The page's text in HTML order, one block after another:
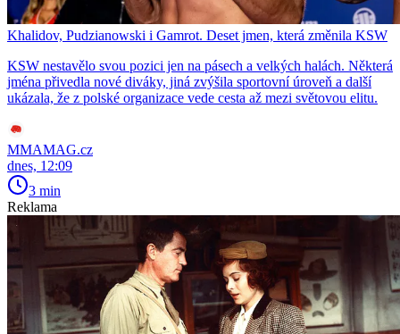
Khalidov, Pudzianowski i Gamrot. Deset jmen, která změnila KSW
KSW nestavělo svou pozici jen na pásech a velkých halách. Některá
jména přivedla nové diváky, jiná zvýšila sportovní úroveň a další
ukázala, že z polské organizace vede cesta až mezi světovou elitu.
MMAMAG.cz
dnes, 12:09
3 min
Reklama